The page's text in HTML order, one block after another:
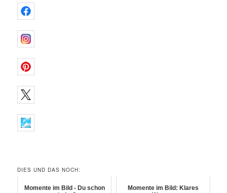
DIES UND DAS NOCH:
Momente im Bild - Du schon
Momente im Bild: Klares